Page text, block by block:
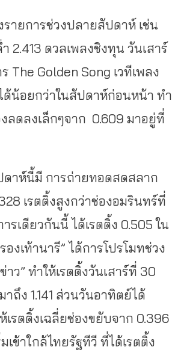
รายการช่วงปลายสัปดาห์ เช่น
2.413 ดวลเพลงชิงทุน วันเสาร์
The Golden Song เวทีเพลง
ด้น้อยกว่าในสัปดาห์ก่อนหน้า ทำ
งลดลงเล็กๆจาก 0.609 มาอยู่ที่
ดาห์นี้มี การถ่ายทอดสดสลาก
เรตติ้งสูงกว่าช่องอมรินทร์ที่
รเดียวกันนี้ ได้เรตติ้ง 0.505 ใน
งเท้านารี” ได้การโปรโมทช่วง
าว” ทำให้เรตติ้งวันเสาร์ที่ 30
ถึง 1.141 ส่วนวันอาทิตย์ได้
เรตติ้งเฉลี่ยช่องขยับจาก 0.396
เข้าใกล้ไทยรัฐทีวี ที่ได้เรตติ้ง